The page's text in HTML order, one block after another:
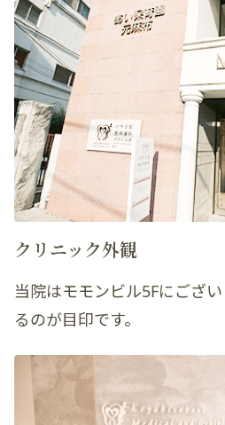
クリニック外観
当院はモモンビル5Fにござ
るのが目印です。